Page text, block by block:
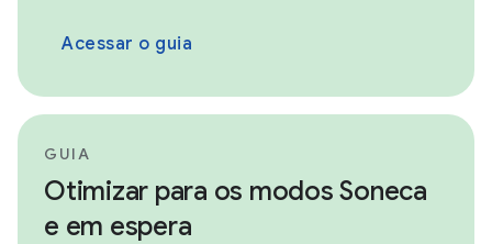
Acessar o guia
GUIA
Otimizar para os modos Soneca
e em espera